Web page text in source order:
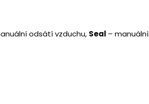
odsátí vzduchu, Seal – manuální